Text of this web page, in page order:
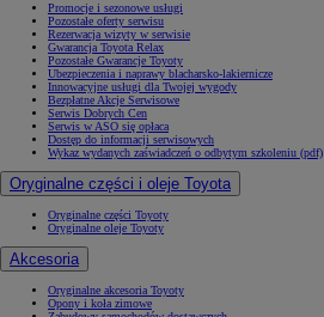
Promocje i sezonowe usługi
Pozostałe oferty serwisu
Rezerwacja wizyty w serwisie
Gwarancja Toyota Relax
Pozostałe Gwarancje Toyoty
Ubezpieczenia i naprawy blacharsko-lakiernicze
Innowacyjne usługi dla Twojej wygody
Bezpłatne Akcje Serwisowe
Serwis Dobrych Cen
Serwis w ASO się opłaca
Dostęp do informacji serwisowych
Wykaz wydanych zaświadczeń o odbytym szkoleniu (pdf)
Oryginalne części i oleje Toyota
Oryginalne części Toyoty
Oryginalne oleje Toyoty
Akcesoria
Oryginalne akcesoria Toyoty
Opony i koła zimowe